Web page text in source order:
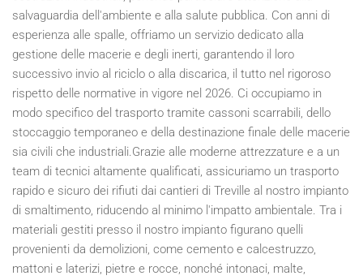
salvaguardia dell'ambiente e alla salute pubblica. Con anni di
esperienza alle spalle, offriamo un servizio dedicato alla
gestione delle macerie e degli inerti, garantendo il loro
successivo invio al riciclo o alla discarica, il tutto nel rigoroso
rispetto delle normative in vigore nel 2026. Ci occupiamo in
modo specifico del trasporto tramite cassoni scarrabili, dello
stoccaggio temporaneo e della destinazione finale delle macerie
sia civili che industriali.Grazie alle moderne attrezzature e a un
team di tecnici altamente qualificati, assicuriamo un trasporto
rapido e sicuro dei rifiuti dai cantieri di Treville al nostro impianto
di smaltimento, riducendo al minimo l'impatto ambientale. Tra i
materiali gestiti presso il nostro impianto figurano quelli
provenienti da demolizioni, come cemento e calcestruzzo,
mattoni e laterizi, pietre e rocce, nonché intonaci, malte,